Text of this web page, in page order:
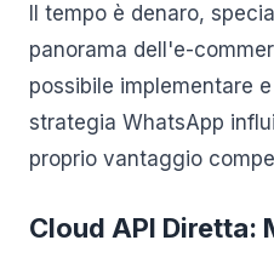
Il tempo è denaro,
panorama dell'e-
possibile implementare
strategia WhatsApp
proprio vantaggio
Cloud API Diretta: